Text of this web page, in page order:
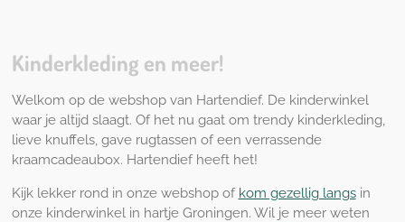
Kinderkleding en meer!
Welkom op de webshop van Hartendief. De kinderwinkel
waar je altijd slaagt. Of het nu gaat om trendy kinderkleding,
lieve knuffels, gave rugtassen of een verrassende
kraamcadeaubox. Hartendief heeft het!
Kijk lekker rond in onze webshop of kom gezellig langsin
onze kinderwinkel in hartje Groningen. Wil je meer weten